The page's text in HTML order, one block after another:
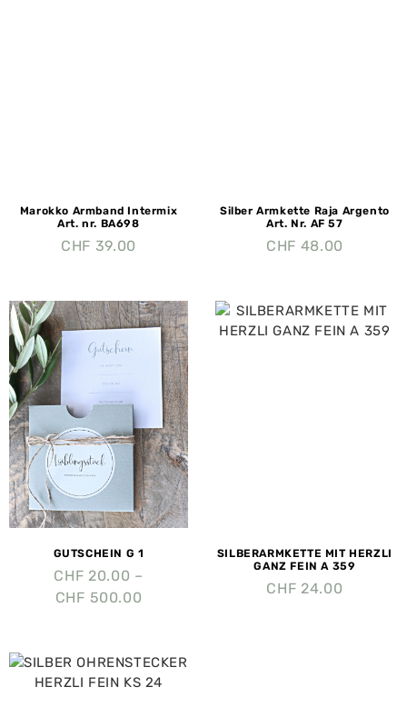
Marokko Armband Intermix
Art. nr. BA698
CHF 39.00
Silber Armkette Raja Argento
Art. Nr. AF 57
CHF 48.00
GUTSCHEIN G 1
CHF 20.00 –
CHF 500.00
SILBERARMKETTE MIT HERZLI
GANZ FEIN A 359
CHF 24.00